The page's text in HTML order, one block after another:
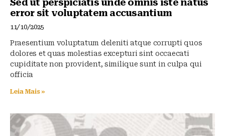
Sed ut perspiciatis unde omnis iste natus
error sit voluptatem accusantium
11/10/2025
Praesentium voluptatum deleniti atque corrupti quos
dolores et quas molestias excepturi sint occaecati
cupiditate non provident, similique sunt in culpa qui
officia
Leia Mais »